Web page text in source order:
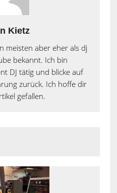
Kietz
meisten aber eher als dj
bekannt. Ich bin
DJ tätig und blicke auf
zurück. Ich hoffe dir
gefallen.